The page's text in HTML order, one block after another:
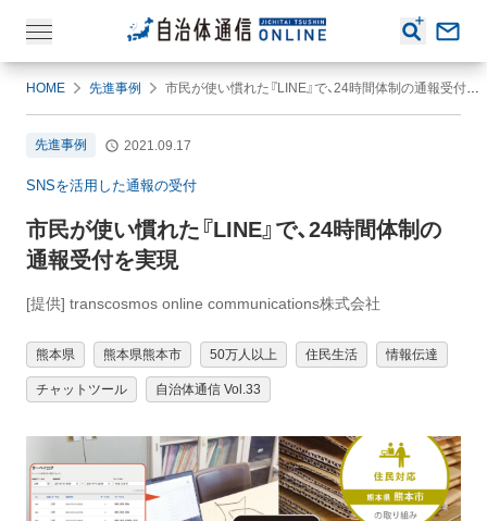
HOME 先進事例 市民が使い慣れた『LINE』で、24時間体制の通報受付を実現
先進事例 2021.09.17
SNSを活用した通報の受付
市民が使い慣れた『LINE』で、24時間体制の
通報受付を実現
[提供] transcosmos online communications株式会社
熊本県 熊本県熊本市 50万人以上 住民生活 情報伝達
チャットツール 自治体通信 Vol.33